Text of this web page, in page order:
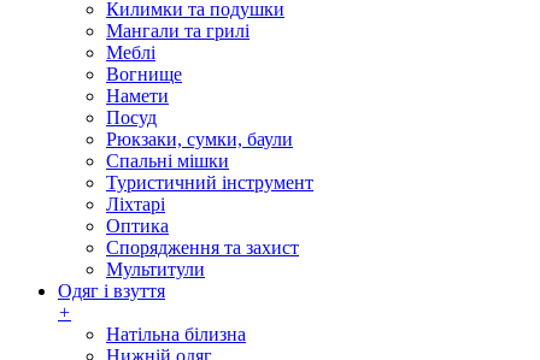
Килимки та подушки
Мангали та грилі
Меблі
Вогнище
Намети
Посуд
Рюкзаки, сумки, баули
Спальні мішки
Туристичний інструмент
Ліхтарі
Оптика
Спорядження та захист
Мультитули
Одяг і взуття
+
Натільна білизна
Нижній одяг